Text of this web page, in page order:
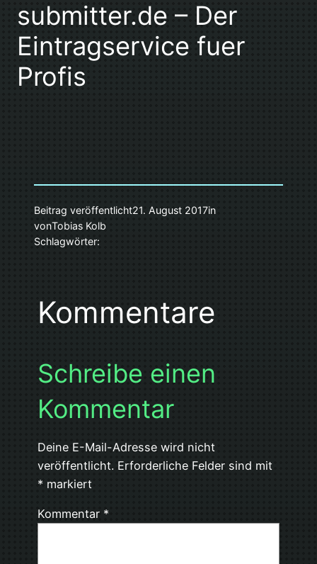
submitter.de – Der
Eintragservice fuer
Profis
Beitrag veröffentlicht21. August 2017in
vonTobias Kolb
Schlagwörter:
Kommentare
Schreibe einen
Kommentar
Deine E-Mail-Adresse wird nicht
veröffentlicht. Erforderliche Felder sind mit
* markiert
Kommentar *